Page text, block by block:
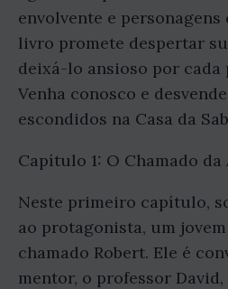
envolvente e personagens
livro promete despertar
deixá-lo ansioso por cada
Venha conosco e
escondidos na Casa da
Capítulo 1: O Chamado da
Neste primeiro capítulo,
ao protagonista, um
chamado Robert. Ele é
mentor, o professor